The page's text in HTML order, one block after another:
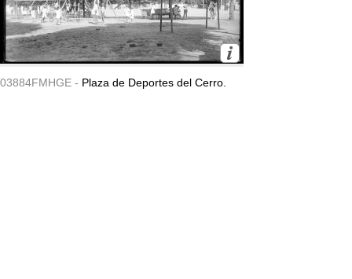
03884FMHGE - Plaza de Deportes del Cerro.